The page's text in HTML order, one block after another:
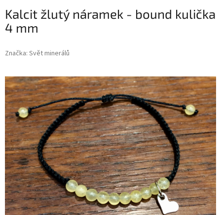
Kalcit žlutý náramek - bound kulička
4 mm
Značka: Svět minerálů